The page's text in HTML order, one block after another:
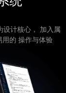
设计核心， 加入属
用的 操作与体验